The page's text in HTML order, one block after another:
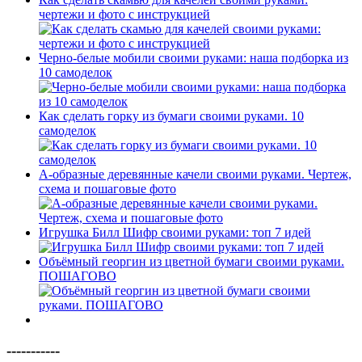
чертежи и фото с инструкцией
Черно-белые мобили своими руками: наша подборка из
10 самоделок
Как сделать горку из бумаги своими руками. 10
самоделок
А-образные деревянные качели своими руками. Чертеж,
схема и пошаговые фото
Игрушка Билл Шифр своими руками: топ 7 идей
Объёмный георгин из цветной бумаги своими руками.
ПОШАГОВО
-----------